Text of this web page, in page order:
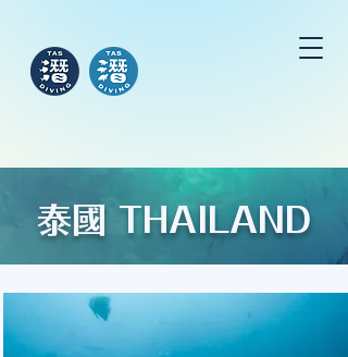
泰國 THAILAND